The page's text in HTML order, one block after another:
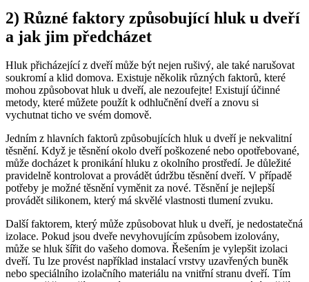
2) Různé faktory způsobující hluk u dveří
a‌ jak jim předcházet
Hluk přicházející z dveří může být⁢ nejen rušivý, ale také narušovat
soukromí a klid domova. Existuje několik různých‌ faktorů,⁢ které
mohou způsobovat​ hluk ‌u dveří, ale nezoufejte! Existují účinné
metody, které ‌můžete použít k odhlučnění dveří a znovu ​si
vychutnat ticho ve svém domově.
Jedním z hlavních faktorů způsobujících hluk‌ u dveří je nekvalitní
těsnění. Když je⁣ těsnění okolo dveří poškozené ‍nebo opotřebované,
může docházet k pronikání hluku z ‍okolního prostředí. Je důležité
pravidelně kontrolovat a provádět údržbu těsnění dveří. V ​případě
potřeby‍ je možné těsnění ‌vyměnit za ‌nové. Těsnění ​je nejlepší
provádět silikonem, který má skvělé vlastnosti tlumení zvuku.
Další faktorem, který‌ může ⁣způsobovat hluk ​u dveří, je nedostatečná
izolace. ‍Pokud jsou dveře nevyhovujícím způsobem​ izolovány,
může⁤ se hluk ‍šířit do vašeho domova. ‍Řešením je vylepšit ​izolaci
dveří.‌ Tu lze provést například instalací vrstvy uzavřených buněk
nebo speciálního izolačního materiálu na vnitřní stranu dveří.‌ Tím